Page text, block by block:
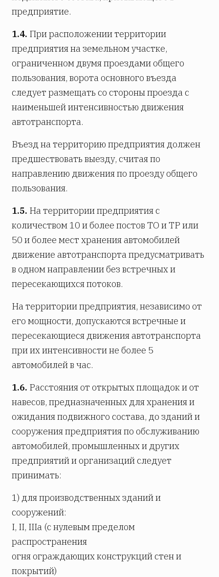
предприятие.
1.4. При расположении территории
предприятия на земельном участке,
ограниченном двумя проездами общего
пользования, ворота основного въезда
следует размещать со стороны проезда с
наименьшей интенсивностью движения
автотранспорта.
Въезд на территорию предприятия должен
предшествовать выезду, считая по
направлению движения по проезду общего
пользования.
1.5. На территории предприятия с
количеством 10 и более постов ТО и ТР или
50 и более мест хранения автомобилей
движение автотранспорта предусматривать
в одном направлении без встречных и
пересекающихся потоков.
На территории предприятия, независимо от
его мощности, допускаются встречные и
пересекающиеся движения автотранспорта
при их интенсивности не более 5
автомобилей в час.
1.6. Расстояния от открытых площадок и от
навесов, предназначенных для хранения и
ожидания подвижного состава, до зданий и
сооружения предприятия по обслуживанию
автомобилей, промышленных и других
предприятий и организаций следует
принимать:
1) для производственных зданий и
сооружений:
I, II, IIIa (с нулевым пределом
распространения
огня ограждающих конструкций стен и
покрытий)